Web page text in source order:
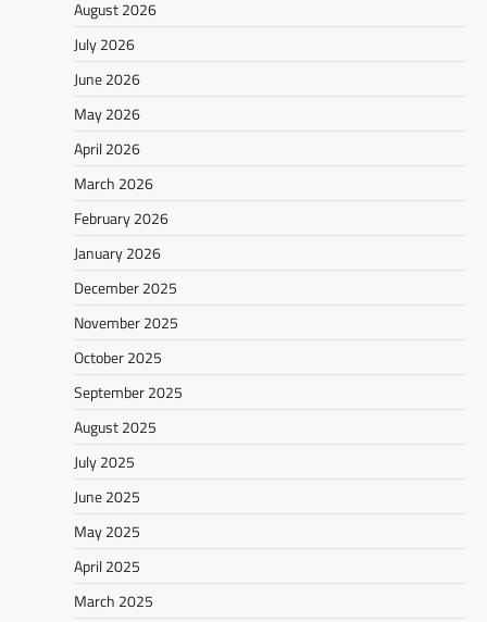
August 2026
July 2026
June 2026
May 2026
April 2026
March 2026
February 2026
January 2026
December 2025
November 2025
October 2025
September 2025
August 2025
July 2025
June 2025
May 2025
April 2025
March 2025